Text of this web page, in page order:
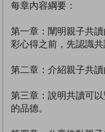
每章內容綱要：
第一章：闡明親子共
彩心得之前，先認識共
第二章：介紹親子共讀
第三章：說明共讀可
的品德。